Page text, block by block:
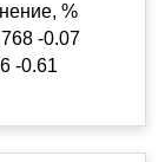
%
-0.07
-0.61